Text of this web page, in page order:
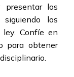
presentar los
siguiendo los
ley. Confíe en
para obtener